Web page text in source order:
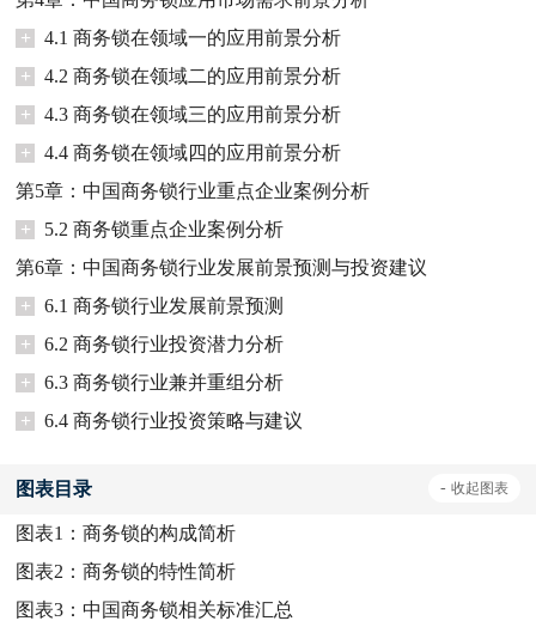
+
4.1 商务锁在领域一的应用前景分析
+
4.2 商务锁在领域二的应用前景分析
+
4.3 商务锁在领域三的应用前景分析
+
4.4 商务锁在领域四的应用前景分析
第5章：中国商务锁行业重点企业案例分析
+
5.2 商务锁重点企业案例分析
第6章：中国商务锁行业发展前景预测与投资建议
+
6.1 商务锁行业发展前景预测
+
6.2 商务锁行业投资潜力分析
+
6.3 商务锁行业兼并重组分析
+
6.4 商务锁行业投资策略与建议
图表目录 - 收起图表
图表1：商务锁的构成简析
图表2：商务锁的特性简析
图表3：中国商务锁相关标准汇总